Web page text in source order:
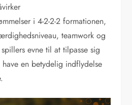
i 4-2-2-2 formationen,
teamwork og
evne til at tilpasse sig
en betydelig indflydelse